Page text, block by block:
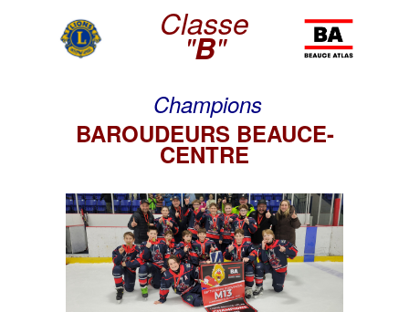
Classe
"B"
Champions
BAROUDEURS BEAUCE-
CENTRE